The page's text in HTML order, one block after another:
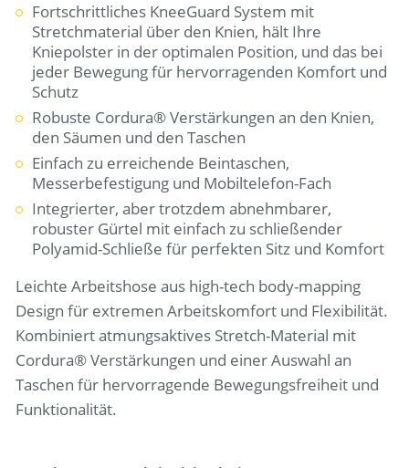
Fortschrittliches KneeGuard System mit
Stretchmaterial über den Knien, hält Ihre
Kniepolster in der optimalen Position, und das bei
jeder Bewegung für hervorragenden Komfort und
Schutz
Robuste Cordura® Verstärkungen an den Knien,
den Säumen und den Taschen
Einfach zu erreichende Beintaschen,
Messerbefestigung und Mobiltelefon-Fach
Integrierter, aber trotzdem abnehmbarer,
robuster Gürtel mit einfach zu schließender
Polyamid-Schließe für perfekten Sitz und Komfort
Leichte Arbeitshose aus high-tech body-mapping
Design für extremen Arbeitskomfort und Flexibilität.
Kombiniert atmungsaktives Stretch-Material mit
Cordura® Verstärkungen und einer Auswahl an
Taschen für hervorragende Bewegungsfreiheit und
Funktionalität.